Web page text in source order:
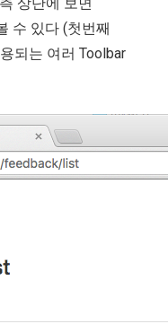
수 있다 (첫번째
되는 여러 Toolbar